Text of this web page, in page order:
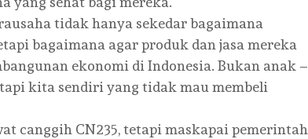
tidak hanya sekedar bagaimana
bagaimana agar produk dan jasa mereka
ekonomi di Indonesia. Bukan anak –
kita sendiri yang tidak mau membeli
canggih CN235, tetapi maskapai pemerintah